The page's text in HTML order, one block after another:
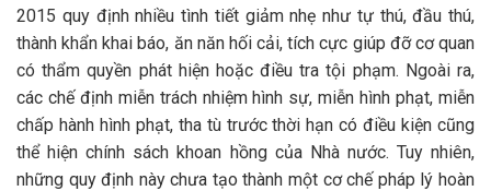
2015 quy định nhiều tình tiết giảm nhẹ như tự thú, đầu thú,
thành khẩn khai báo, ăn năn hối cải, tích cực giúp đỡ cơ quan
có thẩm quyền phát hiện hoặc điều tra tội phạm. Ngoài ra,
các chế định miễn trách nhiệm hình sự, miễn hình phạt, miễn
chấp hành hình phạt, tha tù trước thời hạn có điều kiện cũng
thể hiện chính sách khoan hồng của Nhà nước. Tuy nhiên,
những quy định này chưa tạo thành một cơ chế pháp lý hoàn